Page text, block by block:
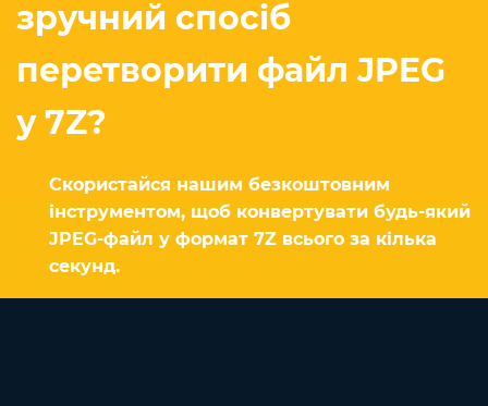
зручний спосіб
перетворити файл JPEG
у 7Z?
Скористайся нашим безкоштовним
інструментом, щоб конвертувати будь-який
JPEG-файл у формат 7Z всього за кілька
секунд.